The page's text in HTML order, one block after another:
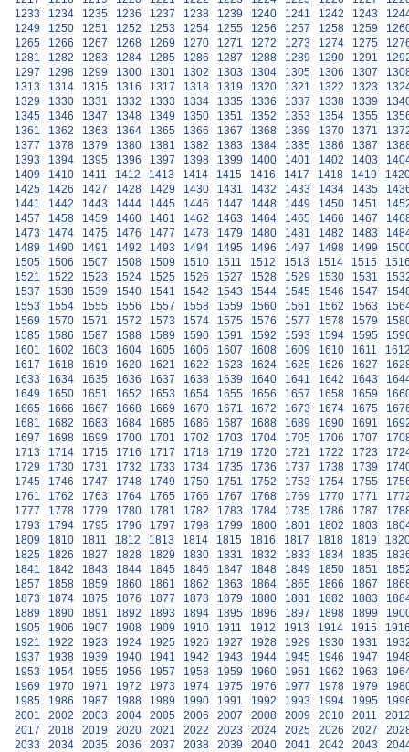
1233
1234 1235 1236 1237 1238 1239 1240 1241 1242 1243
1249
1250 1251 1252 1253 1254 1255 1256 1257 1258 1259
1265
1266 1267 1268 1269 1270 1271 1272 1273 1274 1275
1281
1282 1283 1284 1285 1286 1287 1288 1289 1290 1291
1297
1298 1299 1300 1301 1302 1303 1304 1305 1306 1307
1313
1314 1315 1316 1317 1318 1319 1320 1321 1322 1323
1329
1330 1331 1332 1333 1334 1335 1336 1337 1338 1339
1345
1346 1347 1348 1349 1350 1351 1352 1353 1354 1355
1361
1362 1363 1364 1365 1366 1367 1368 1369 1370 1371
1377
1378 1379 1380 1381 1382 1383 1384 1385 1386 1387
1393
1394 1395 1396 1397 1398 1399 1400 1401 1402 1403
1409
1410 1411 1412 1413 1414 1415 1416 1417 1418 1419
1425
1426 1427 1428 1429 1430 1431 1432 1433 1434 1435
1441
1442 1443 1444 1445 1446 1447 1448 1449 1450 1451
1457
1458 1459 1460 1461 1462 1463 1464 1465 1466 1467
1473
1474 1475 1476 1477 1478 1479 1480 1481 1482 1483
1489
1490 1491 1492 1493 1494 1495 1496 1497 1498 1499
1505
1506 1507 1508 1509 1510 1511 1512 1513 1514 1515
1521
1522 1523 1524 1525 1526 1527 1528 1529 1530 1531
1537
1538 1539 1540 1541 1542 1543 1544 1545 1546 1547
1553
1554 1555 1556 1557 1558 1559 1560 1561 1562 1563
1569
1570 1571 1572 1573 1574 1575 1576 1577 1578 1579
1585
1586 1587 1588 1589 1590 1591 1592 1593 1594 1595
1601
1602 1603 1604 1605 1606 1607 1608 1609 1610 1611
1617
1618 1619 1620 1621 1622 1623 1624 1625 1626 1627
1633
1634 1635 1636 1637 1638 1639 1640 1641 1642 1643
1649
1650 1651 1652 1653 1654 1655 1656 1657 1658 1659
1665
1666 1667 1668 1669 1670 1671 1672 1673 1674 1675
1681
1682 1683 1684 1685 1686 1687 1688 1689 1690 1691
1697
1698 1699 1700 1701 1702 1703 1704 1705 1706 1707
1713
1714 1715 1716 1717 1718 1719 1720 1721 1722 1723
1729
1730 1731 1732 1733 1734 1735 1736 1737 1738 1739
1745
1746 1747 1748 1749 1750 1751 1752 1753 1754 1755
1761
1762 1763 1764 1765 1766 1767 1768 1769 1770 1771
1777
1778 1779 1780 1781 1782 1783 1784 1785 1786 1787
1793
1794 1795 1796 1797 1798 1799 1800 1801 1802 1803
1809
1810 1811 1812 1813 1814 1815 1816 1817 1818 1819
1825
1826 1827 1828 1829 1830 1831 1832 1833 1834 1835
1841
1842 1843 1844 1845 1846 1847 1848 1849 1850 1851
1857
1858 1859 1860 1861 1862 1863 1864 1865 1866 1867
1873
1874 1875 1876 1877 1878 1879 1880 1881 1882 1883
1889
1890 1891 1892 1893 1894 1895 1896 1897 1898 1899
1905
1906 1907 1908 1909 1910 1911 1912 1913 1914 1915
1921
1922 1923 1924 1925 1926 1927 1928 1929 1930 1931
1937
1938 1939 1940 1941 1942 1943 1944 1945 1946 1947
1953
1954 1955 1956 1957 1958 1959 1960 1961 1962 1963
1969
1970 1971 1972 1973 1974 1975 1976 1977 1978 1979
1985
1986 1987 1988 1989 1990 1991 1992 1993 1994 1995
2001
2002 2003 2004 2005 2006 2007 2008 2009 2010 2011
2017
2018 2019 2020 2021 2022 2023 2024 2025 2026 2027
2033
2034 2035 2036 2037 2038 2039 2040 2041 2042 2043